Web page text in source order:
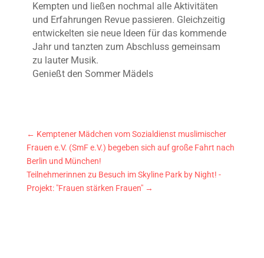
Kempten und ließen nochmal alle Aktivitäten
und Erfahrungen Revue passieren. Gleichzeitig
entwickelten sie neue Ideen für das kommende
Jahr und tanzten zum Abschluss gemeinsam
zu lauter Musik.
Genießt den Sommer Mädels
← Kemptener Mädchen vom Sozialdienst muslimischer
Frauen e.V. (SmF e.V.) begeben sich auf große Fahrt nach
Berlin und München!
Teilnehmerinnen zu Besuch im Skyline Park by Night! -
Projekt: "Frauen stärken Frauen"→